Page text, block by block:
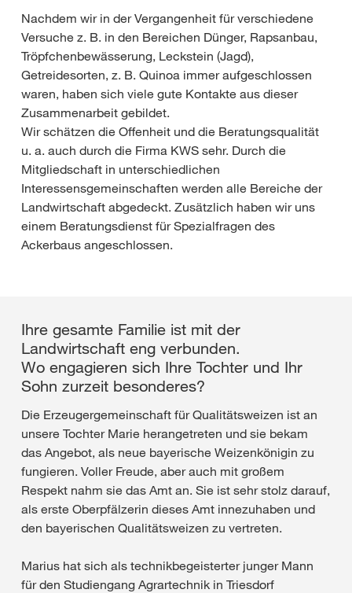
Nachdem wir in der Vergangenheit für verschiedene
Versuche z. B. in den Bereichen Dünger, Rapsanbau,
Tröpfchenbewässerung, Leckstein (Jagd),
Getreidesorten, z. B. Quinoa immer aufgeschlossen
waren, haben sich viele gute Kontakte aus dieser
Zusammenarbeit gebildet.
Wir schätzen die Offenheit und die Beratungsqualität
u. a. auch durch die Firma KWS sehr. Durch die
Mitgliedschaft in unterschiedlichen
Interessensgemeinschaften werden alle Bereiche der
Landwirtschaft abgedeckt. Zusätzlich haben wir uns
einem Beratungsdienst für Spezialfragen des
Ackerbaus angeschlossen.
Ihre gesamte Familie ist mit der
Landwirtschaft eng verbunden.
Wo engagieren sich Ihre Tochter und Ihr
Sohn zurzeit besonderes?
Die Erzeugergemeinschaft für Qualitätsweizen ist an
unsere Tochter Marie herangetreten und sie bekam
das Angebot, als neue bayerische Weizenkönigin zu
fungieren. Voller Freude, aber auch mit großem
Respekt nahm sie das Amt an. Sie ist sehr stolz darauf,
als erste Oberpfälzerin dieses Amt innezuhaben und
den bayerischen Qualitätsweizen zu vertreten.
Marius hat sich als technikbegeisterter junger Mann
für den Studiengang Agrartechnik in Triesdorf